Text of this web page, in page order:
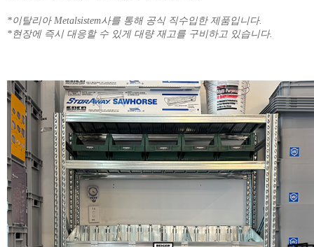
*이탈리아 Metalsistem사를 통해 공식 직수입한 제품입니다.
*현장에 즉시 대응할 수 있게 대량 재고를 구비하고 있습니다.